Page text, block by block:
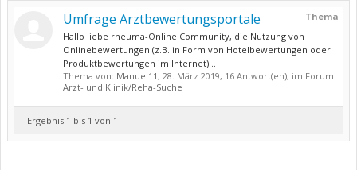
Thema
Umfrage Arztbewertungsportale
Hallo liebe rheuma-Online Community, die Nutzung von
Onlinebewertungen (z.B. in Form von Hotelbewertungen oder
Produktbewertungen im Internet)...
Thema von: Manuel11, 28. März 2019, 16 Antwort(en), im Forum:
Arzt- und Klinik/Reha-Suche
Ergebnis 1 bis 1 von 1